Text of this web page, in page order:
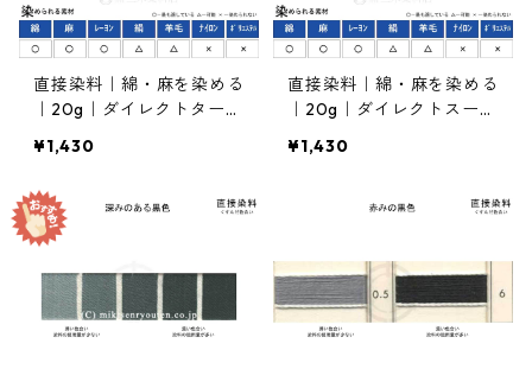
直接染料｜綿・麻を染める
｜20g｜ダイレクトターキ
¥1,430
直接染料｜綿・麻を染める
｜20g｜ダイレクトスープ
¥1,430